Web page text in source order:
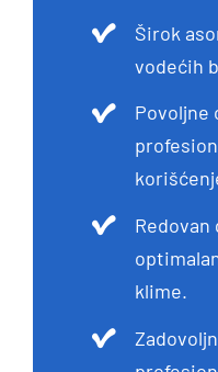
Širok
vodećih
Povoljne
klime.